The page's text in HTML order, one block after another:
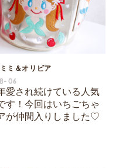
ミ＆オリビア
06
愛され続けている人気
す！今回はいちごちゃ
が仲間入りしました♡